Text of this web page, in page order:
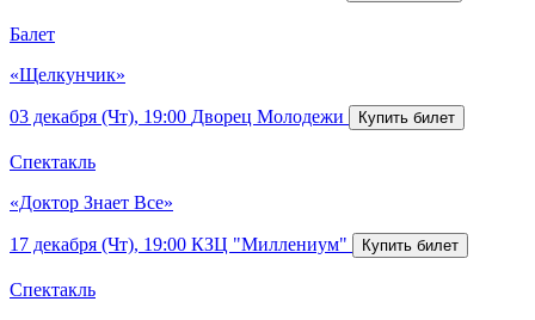
Балет
«Щелкунчик»
03 декабря (Чт), 19:00 Дворец Молодежи
Спектакль
«Доктор Знает Все»
17 декабря (Чт), 19:00 КЗЦ "Миллениум"
Спектакль